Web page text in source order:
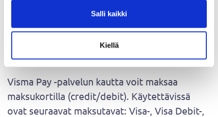
Salli kaikki
Kiellä
Visma Pay -palvelun kautta voit maksaa
maksukortilla (credit/debit). Käytettävissä
ovat seuraavat maksutavat: Visa-, Visa Debit-,